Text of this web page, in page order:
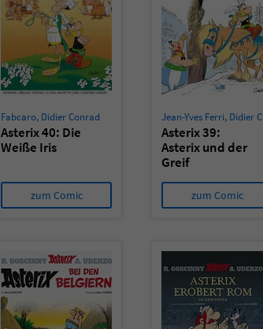
Fabcaro, Didier Conrad
Asterix 40: Die
Weiße Iris
zum Comic
Jean-Yves Ferri, Didier Conrad
Asterix 39:
Asterix und der
Greif
zum Comic
überprüfen.